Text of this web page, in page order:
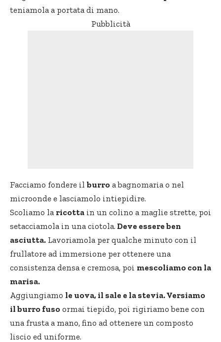
teniamola a portata di mano.
Pubblicità
Facciamo fondere il burro a bagnomaria o nel
microonde e lasciamolo intiepidire.
Scoliamo la ricotta in un colino a maglie strette, poi
setacciamola in una ciotola. Deve essere ben
asciutta. Lavoriamola per qualche minuto con il
frullatore ad immersione per ottenere una
consistenza densa e cremosa, poi mescoliamo con la
marisa.
Aggiungiamo le uova, il sale e la stevia. Versiamo
il burro fuso ormai tiepido, poi rigiriamo bene con
una frusta a mano, fino ad ottenere un composto
liscio ed uniforme.